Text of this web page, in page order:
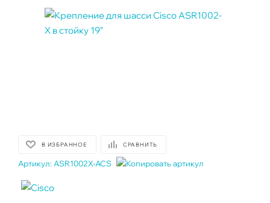
В ИЗБРАННОЕ СРАВНИТЬ
Артикул: ASR1002X-ACS